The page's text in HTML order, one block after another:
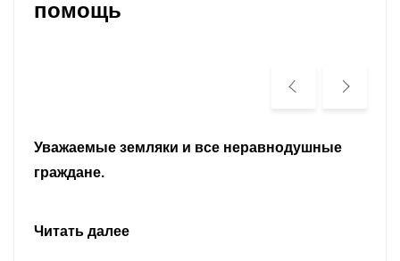
помощь
Уважаемые земляки и все неравнодушные
граждане.
Читать далее